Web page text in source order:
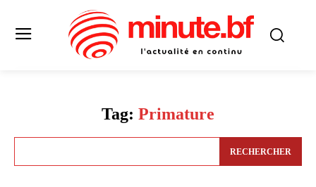
Tag: Primature
RECHERCHER